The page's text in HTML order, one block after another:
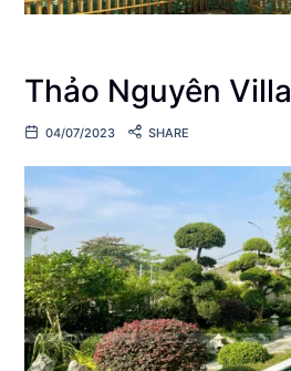
Thảo Nguyên Villa
04/07/2023 SHARE